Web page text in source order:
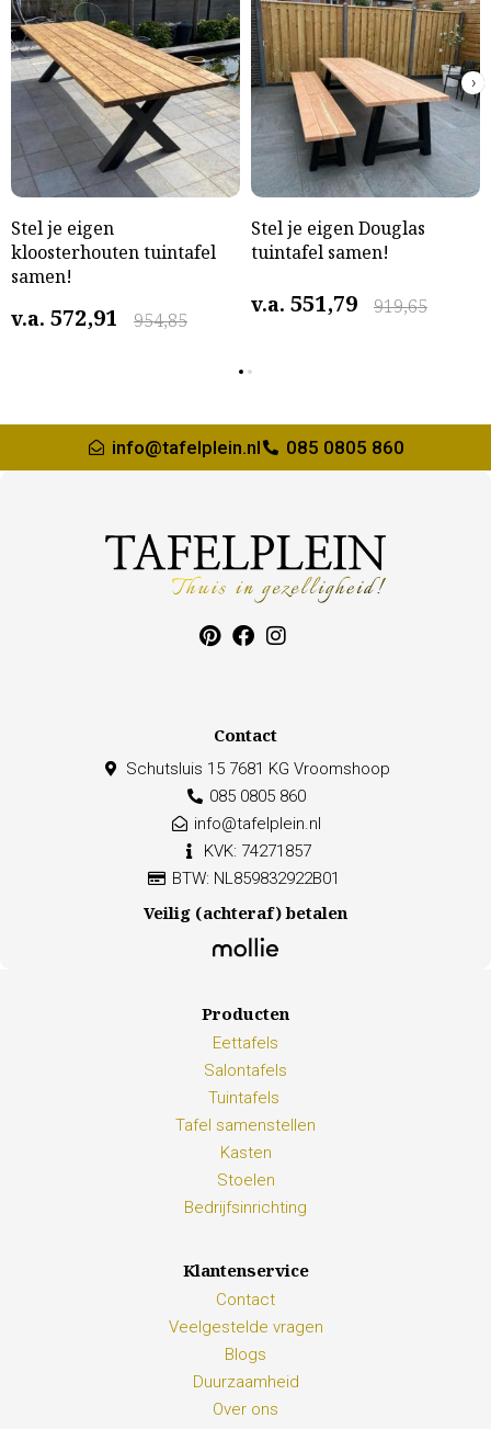
Stel je eigen
kloosterhouten tuintafel
samen!
v.a. 954,85
572,91
Stel je eigen Douglas
tuintafel samen!
v.a. 919,65
551,79
›
info@tafelplein.nl 085 0805 860
Contact
Schutsluis 15 7681 KG Vroomshoop
085 0805 860
info@tafelplein.nl
KVK: 74271857
BTW: NL859832922B01
Veilig (achteraf) betalen
Producten
Eettafels
Salontafels
Tuintafels
Tafel samenstellen
Kasten
Stoelen
Bedrijfsinrichting
Klantenservice
Contact
Veelgestelde vragen
Blogs
Duurzaamheid
Over ons